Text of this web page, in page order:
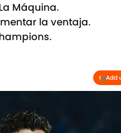
Máquina.
la ventaja.
Add